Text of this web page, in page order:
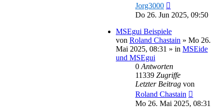
Jorg3000
Do 26. Jun 2025, 09:50
MSEgui Beispiele
von Roland Chastain » Mo 26.
Mai 2025, 08:31 » in MSEide
und MSEgui
0 Antworten
11339 Zugriffe
Letzter Beitrag von
Roland Chastain
Mo 26. Mai 2025, 08:31